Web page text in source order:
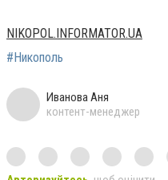
NIKOPOL.INFORMATOR.UA
#Никополь
Иванова Аня
контент-менеджер